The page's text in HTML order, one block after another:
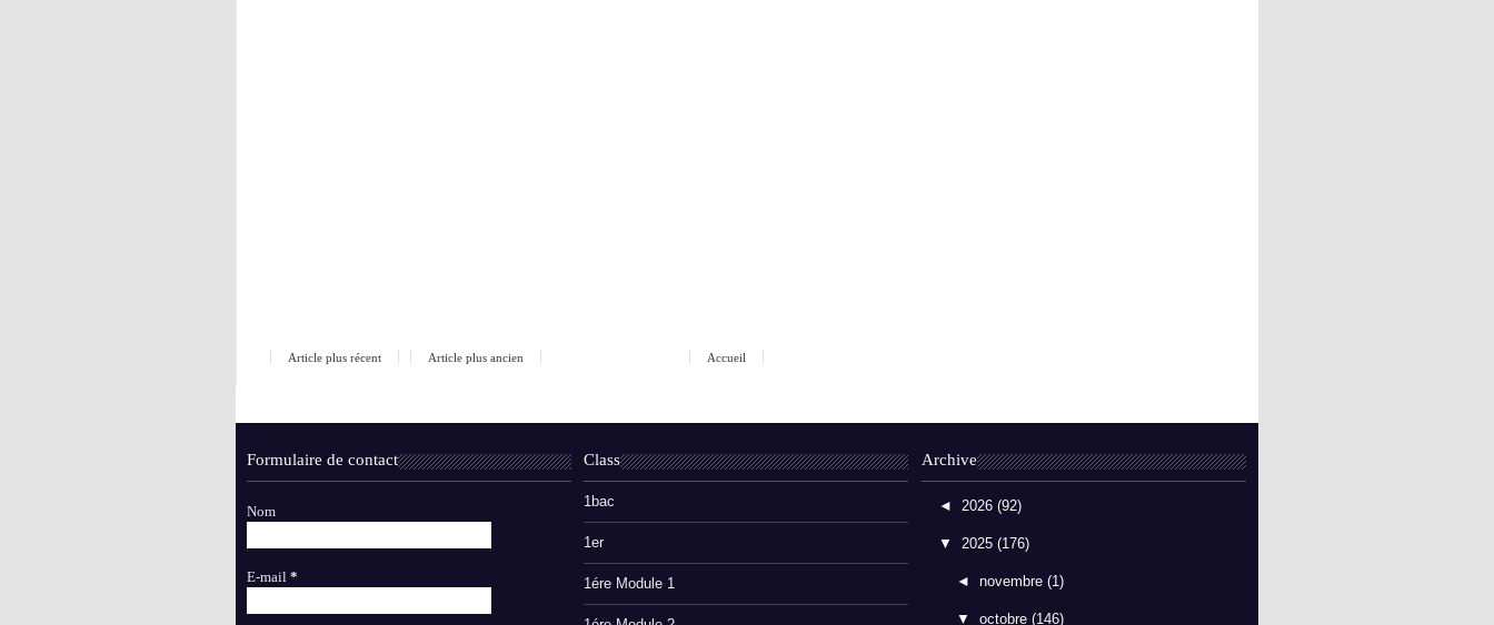
Article plus récent Article plus ancien Accueil
Formulaire de contact
Nom
E-mail *
Class
1bac
1er
1ére Module 1
Archive
◄ 2026 (92)
▼ 2025 (176)
◄ novembre (1)
▼ octobre (146)